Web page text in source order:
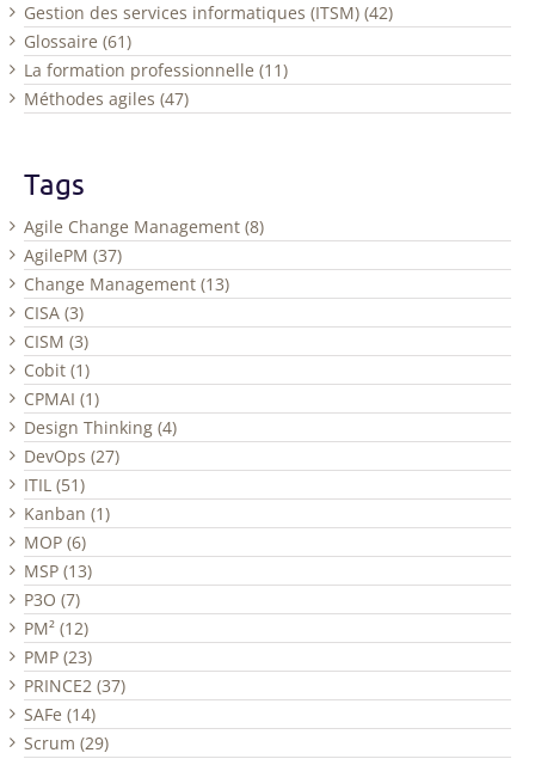
Gestion des services informatiques (ITSM) (42)
Glossaire (61)
La formation professionnelle (11)
Méthodes agiles (47)
Tags
Agile Change Management (8)
AgilePM (37)
Change Management (13)
CISA (3)
CISM (3)
Cobit (1)
CPMAI (1)
Design Thinking (4)
DevOps (27)
ITIL (51)
Kanban (1)
MOP (6)
MSP (13)
P3O (7)
PM² (12)
PMP (23)
PRINCE2 (37)
SAFe (14)
Scrum (29)